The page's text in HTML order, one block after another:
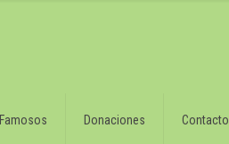
Famosos Donaciones Contacto